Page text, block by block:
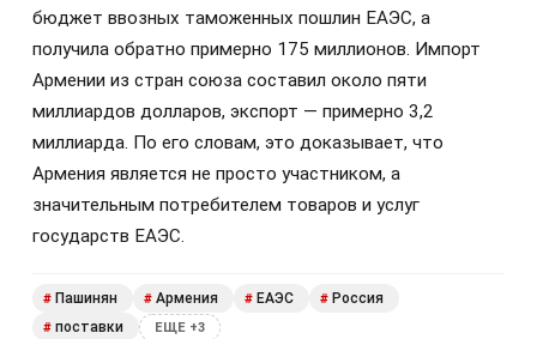
бюджет ввозных таможенных пошлин ЕАЭС, а
получила обратно примерно 175 миллионов. Импорт
Армении из стран союза составил около пяти
миллиардов долларов, экспорт — примерно 3,2
миллиарда. По его словам, это доказывает, что
Армения является не просто участником, а
значительным потребителем товаров и услуг
государств ЕАЭС.
# Пашинян # Армения # ЕАЭС # Россия
# поставки ЕЩЕ +3